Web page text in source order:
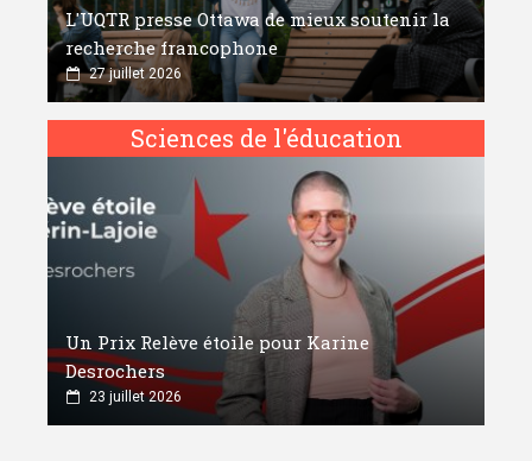
L'UQTR presse Ottawa de mieux soutenir la
recherche francophone
27 juillet 2026
Sciences de l'éducation
Un Prix Relève étoile pour Karine
Desrochers
23 juillet 2026